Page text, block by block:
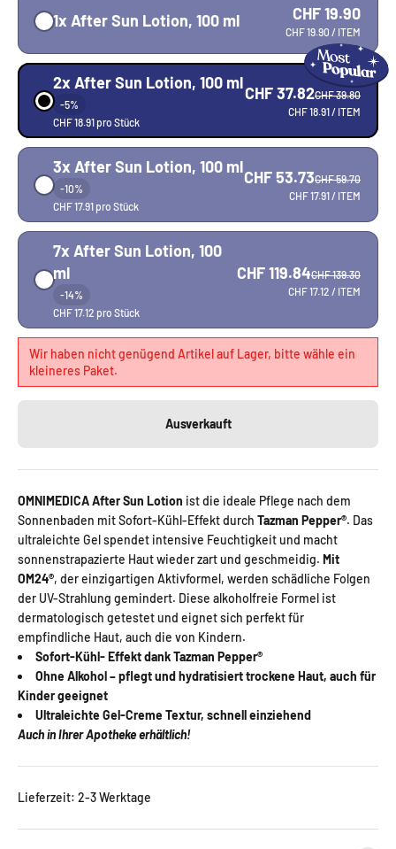
1x After Sun Lotion, 100 ml CHF 19.90
CHF 19.90 / ITEM
2x After Sun Lotion, 100 ml
-5%
CHF 18.91 pro Stück
CHF 37.82CHF 39.80
CHF 18.91/ ITEM
3x After Sun Lotion, 100 ml
-10%
CHF 17.91 pro Stück
CHF 53.73CHF 59.70
CHF 17.91/ ITEM
7x After Sun Lotion, 100
ml
-14%
CHF 17.12 pro Stück
CHF 119.84CHF 139.30
CHF 17.12 / ITEM
Wir haben nicht genügend Artikel auf Lager, bitte wähle ein
kleineres Paket.
Ausverkauft
OMNIMEDICA After Sun Lotion ist die ideale Pflege nach dem
Sonnenbaden mit Sofort-Kühl-Effekt durch Tazman Pepper®. Das
ultraleichte Gel spendet intensive Feuchtigkeit und macht
sonnenstrapazierte Haut wieder zart und geschmeidig. Mit
OM24®, der einzigartigen Aktivformel, werden schädliche Folgen
der UV-Strahlung gemindert. Diese alkoholfreie Formel ist
dermatologisch getestet und eignet sich perfekt für
empfindliche Haut, auch die von Kindern.
Sofort-Kühl- Effekt dank Tazman Pepper®
Ohne Alkohol – pflegt und hydratisiert trockene Haut, auch für
Kinder geeignet
Ultraleichte Gel-Creme Textur, schnell einziehend
Auch in Ihrer Apotheke erhältlich!
Lieferzeit: 2-3 Werktage